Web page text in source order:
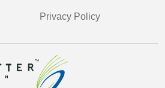
Privacy Policy